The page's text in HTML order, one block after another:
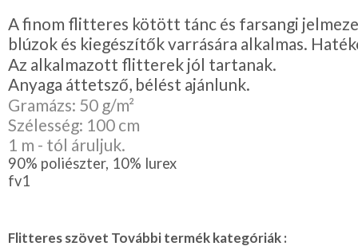
A finom flitteres kötött tánc és farsangi
blúzok és kiegészítők varrására alkalmas.
Az alkalmazott flitterek jól tartanak.
Anyaga áttetsző, bélést ajánlunk.
Gramázs: 50 g/m²
Szélesség: 100 cm
1 m - tól áruljuk.
90% poliészter, 10% lurex
fv1
Flitteres szövet További termék kategóriák :